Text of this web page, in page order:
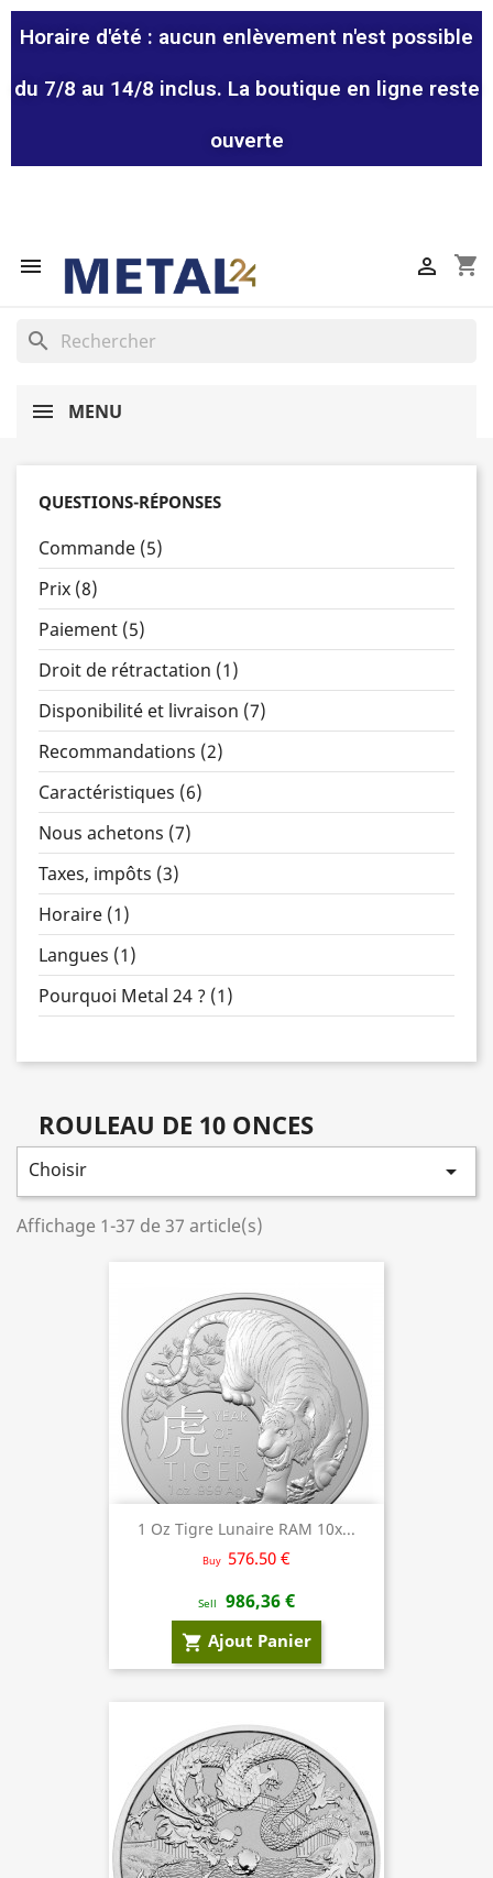
Horaire d'été : aucun enlèvement n'est possible
du 7/8 au 14/8 inclus. La boutique en ligne reste
ouverte
 shopping_cart

search
MENU
QUESTIONS-RÉPONSES
Commande (5)
Prix (8)
Paiement (5)
Droit de rétractation (1)
Disponibilité et livraison (7)
Recommandations (2)
Caractéristiques (6)
Nous achetons (7)
Taxes, impôts (3)
Horaire (1)
Langues (1)
Pourquoi Metal 24 ? (1)
ROULEAU DE 10 ONCES
Choisir 
Affichage 1-37 de 37 article(s)
1 Oz Tigre Lunaire RAM 10x...
Buy 576.50 €
Sell 986,36 €
shopping_cart Ajout Panier